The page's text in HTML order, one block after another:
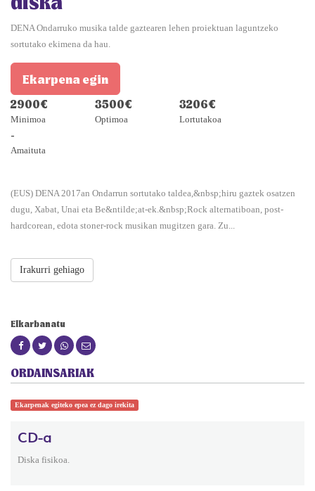
DENA Ondarruko musika talde gaztearen lehen proiektuan laguntzeko
sortutako ekimena da hau.
Ekarpena egin
2900€
Minimoa
3500€
Optimoa
3206€
Lortutakoa
-
Amaituta
(EUS) DENA 2017an Ondarrun sortutako taldea,&nbsp;hiru gaztek osatzen
dugu, Xabat, Unai eta Be&ntilde;at-ek.&nbsp;Rock alternatiboan, post-
hardcorean, edota stoner-rock musikan mugitzen gara. Zu...
Irakurri gehiago
Elkarbanatu
ORDAINSARIAK
Ekarpenak egiteko epea ez dago irekita
CD-a
Diska fisikoa.